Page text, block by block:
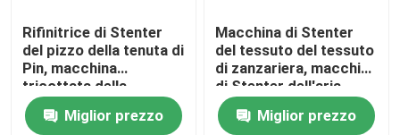
Rifinitrice di Stenter
del pizzo della tenuta di
Pin, macchina
tricottata della
regolazione di calore
del tessutoMiglior prezzo
Macchina di Stenter
del tessuto del tessuto
di zanzariera, macchina
di Stenter dell'aria
calda di tensione bassa
Miglior prezzo